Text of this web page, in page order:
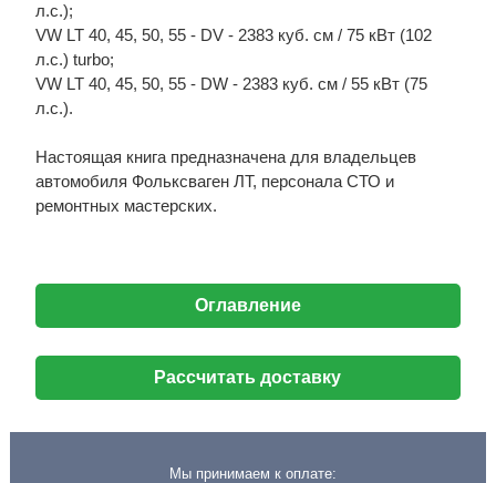
л.с.);
VW LT 40, 45, 50, 55 - DV - 2383 куб. см / 75 кВт (102
л.с.) turbo;
VW LT 40, 45, 50, 55 - DW - 2383 куб. см / 55 кВт (75
л.с.).
Настоящая книга предназначена для владельцев
автомобиля Фольксваген ЛТ, персонала СТО и
ремонтных мастерских.
Оглавление
Рассчитать доставку
Мы принимаем к оплате: